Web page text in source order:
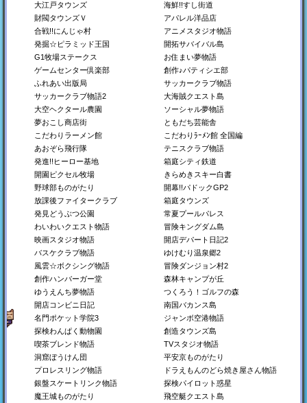
洞窟ぼうけん団
地下世界を開拓しよう！
Switch
PS4
夢を叶える都市開発SLG
TVスタジオ物語
テレビ番組をつくろう！
Switch
Steam
Xbox
喫茶ブレンド物語
よう！
Switch
Steam
PS4
探検わんぱく動物園 ジャンボ空港物語
Switch
Steam
PS4
名門ポケット学院3
名門校をつくろう！
南国バカンス島
南の島にリゾート地を作
ゆうえんち夢物語
遊園地を作ろう！
大江戸タウンズ
海鮮!!すし街道
財閥タウンズＶ
アパレル洋品店
合戦!!にんじゃ村
アニメスタジオ物語
発掘☆ピラミッド王国
開拓サバイバル島
G1牧場ステークス
お住まい夢物語
ゲームセンター倶楽部
創作♪パティシエ部
ふれあい出版局
サッカークラブ物語
サッカークラブ物語2
大海賊クエスト島
大空ヘクタール農園
ソーシャル夢物語
夢おこし商店街
ともだち芸能舎
こだわりラーメン館
こだわりﾗｰﾒﾝ館 全国編
あおぞら飛行隊
テニスクラブ物語
発進!!ヒーロー基地
箱庭シティ鉄道
開園ピクセル牧場
きらめきスキー白書
野球部ものがたり
開幕!!パドックGP2
放課後ファイタークラブ
箱庭タウンズ
発見どうぶつ公園
常夏プールパレス
わいわいクエスト物語
冒険キングダム島
映画スタジオ物語
開店デパート日記2
バスケクラブ物語
ゆけむり温泉郷2
風雲☆ボクシング物語
冒険ダンジョン村2
創作ハンバーガー堂
森林キャンプが丘
ゆうえんち夢物語
つくろう！ゴルフの森
開店コンビニ日記
南国バカンス島
名門ポケット学院3
ジャンボ空港物語
探検わんぱく動物園
創造タウンズ島
喫茶ブレンド物語
TVスタジオ物語
洞窟ぼうけん団
平安京ものがたり
プロレスリング物語
ドラえもんのどら焼き屋さん物語
銀盤スケートリンク物語
探検パイロット惑星
魔王城ものがたり
飛空艇クエスト島